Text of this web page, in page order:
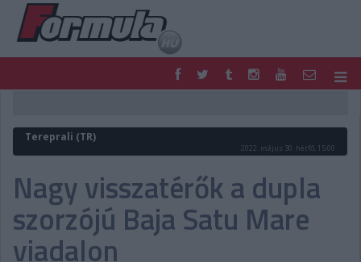
FORMULA
MOTOR
PODCAST
SHOP
TIPPJÁTÉK
DIGITÁLIS MAGAZIN
PONTÁLLÁSOK
VERSENYNAPTÁRAK
Tereprali (TR)
2022. május 30. hétfő, 15:00
Nagy visszatérők a dupla
szorzójú Baja Satu Mare
viadalon